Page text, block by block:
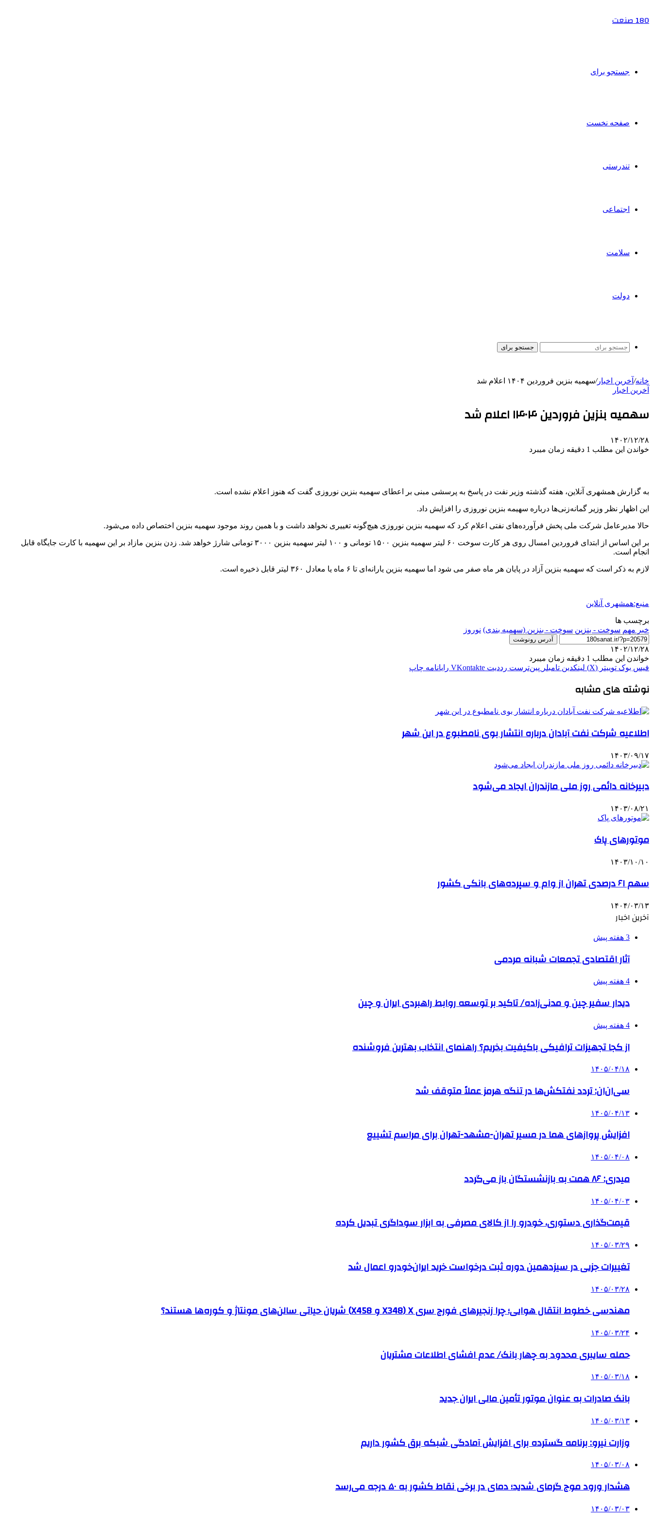
180 صنعت
جستجو برای
صفحه نخست
تندرستی
اجتماعی
سلامت
دولت
جستجو برای
خانه/ آخرین اخبار/سهمیه بنزین فروردین‌ ۱۴۰۴ اعلام شد
آخرین اخبار
سهمیه بنزین فروردین‌ ۱۴۰۴ اعلام شد
۱۴۰۲/۱۲/۲۸
خواندن این مطلب 1 دقیقه زمان میبرد
به گزارش همشهری آنلاین، هفته گذشته وزیر نفت در پاسخ به پرسشی مبنی بر اعطای سهمیه بنزین نوروزی گفت که هنوز اعلام نشده است.
این اظهار نظر وزیر گمانه‌زنی‌ها درباره سهیمه بنزین نوروزی را افزایش داد.
حالا مدیرعامل شرکت ملی پخش فرآورده‌های نفتی اعلام کرد که سهمیه‌ بنزین نوروزی هیچ‌گونه تغییری نخواهد داشت و با همین روند موجود سهمیه بنزین اختصاص داده می‌شود.
بر این اساس از ابتدای فروردین امسال روی هر کارت سوخت ۶۰ لیتر سهمیه بنزین ۱۵۰۰ تومانی و ۱۰۰ لیتر سهمیه بنزین ۳۰۰۰ تومانی شارژ خواهد شد. زدن بنزین مازاد بر این سهمیه با کارت جایگاه قابل
انجام است.
لازم به ذکر است که سهمیه بنزین آزاد در پایان هر ماه صفر می ‌شود اما سهمیه بنزین یارانه‌ای تا ۶ ماه یا معادل ۳۶۰ لیتر قابل ذخیره است.
منبع:همشهری آنلاین
برچسب ها
خبر مهم سوخت - بنزین سوخت - بنزین (سهمیه‌ بندی) نوروز
آدرس رونوشت
۱۴۰۲/۱۲/۲۸
خواندن این مطلب 1 دقیقه زمان میبرد
فیس بوک توییتر (X) لینکدین ‫تامبلر ‫پین‌ترست ‫رددیت ‫VKontakte رایانامه چاپ
نوشته های مشابه
اطلاعیه شرکت نفت آبادان درباره انتشار بوی نامطبوع در این شهر
۱۴۰۳/۰۹/۱۷
دبیرخانه دائمی روز ملی مازندران ایجاد می‌شود
۱۴۰۳/۰۸/۲۱
موتورهای پاک
۱۴۰۳/۱۰/۱۰
سهم ۶۱ درصدی تهران از وام و سپرده‌های بانکی کشور
۱۴۰۴/۰۳/۱۳
آخرین اخبار
3 هفته پیش
آثار اقتصادی تجمعات شبانه مردمی
4 هفته پیش
دیدار سفیر چین و مدنی‌زاده/ تاکید بر توسعه روابط راهبردی ایران و چین
4 هفته پیش
از کجا تجهیزات ترافیکی باکیفیت بخریم؟ راهنمای انتخاب بهترین فروشنده
۱۴۰۵/۰۴/۱۸
سی‌ان‌ان: تردد نفتکش‌ها در تنگه هرمز عملاً متوقف شد
۱۴۰۵/۰۴/۱۳
افزایش پروازهای هما در مسیر تهران-مشهد-تهران برای مراسم تشییع
۱۴۰۵/۰۴/۰۸
میدری: ۸۶ همت به بازنشستگان باز می‌گردد
۱۴۰۵/۰۴/۰۳
قیمت‌گذاری دستوری، خودرو را از کالای مصرفی به ابزار سوداگری تبدیل کرده
۱۴۰۵/۰۳/۲۹
تغییرات جزیی در سیزدهمین دوره ثبت درخواست خرید ایران‌خودرو اعمال شد
۱۴۰۵/۰۳/۲۸
مهندسی خطوط انتقال هوایی؛ چرا زنجیرهای فورج سری X (X348 و X458) شریان حیاتی سالن‌های مونتاژ و کوره‌ها هستند؟
۱۴۰۵/۰۳/۲۴
حمله سایبری محدود به چهار بانک/ عدم افشای اطلاعات مشتریان
۱۴۰۵/۰۳/۱۸
بانک صادرات به‌ عنوان موتور تأمین مالی ایران جدید
۱۴۰۵/۰۳/۱۳
وزارت نیرو: برنامه‌ گسترده برای افزایش آمادگی شبکه برق کشور داریم
۱۴۰۵/۰۳/۰۸
هشدار ورود موج گرمای شدید؛ دمای در برخی نقاط کشور به ۵۰ درجه می‌رسد
۱۴۰۵/۰۳/۰۳